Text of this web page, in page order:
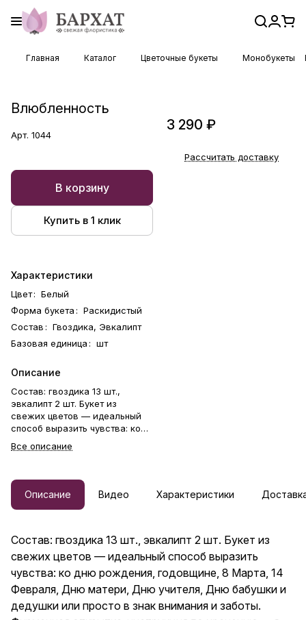
Главная Каталог Цветочные букеты Монобукеты
Влюбленность
Арт. 1044
В корзину
Купить в 1 клик
Характеристики
Цвет: Белый
Форма букета: Раскидистый
Состав: Гвоздика, Эвкалипт
Базовая единица: шт
Описание
Состав: гвоздика 13 шт.,
эвкалипт 2 шт. Букет из
свежих цветов — идеальный
способ выразить чувства: ко
Марта, 14 Февраля, Дню
бабушки и дедушки или просто
в знак внимания и заботы.
отличный подарок бабушке,
жене, подруге, сестре,
друзьям и коллеге.
Все описание
3 290 ₽
Рассчитать доставку
Описание Видео Характеристики
Состав: гвоздика 13 шт., эвкалипт 2 шт. Букет из
свежих цветов — идеальный способ выразить
чувства: ко дню рождения, годовщине, 8 Марта, 14
Февраля, Дню матери, Дню учителя, Дню бабушки и
дедушки или просто в знак внимания и заботы.